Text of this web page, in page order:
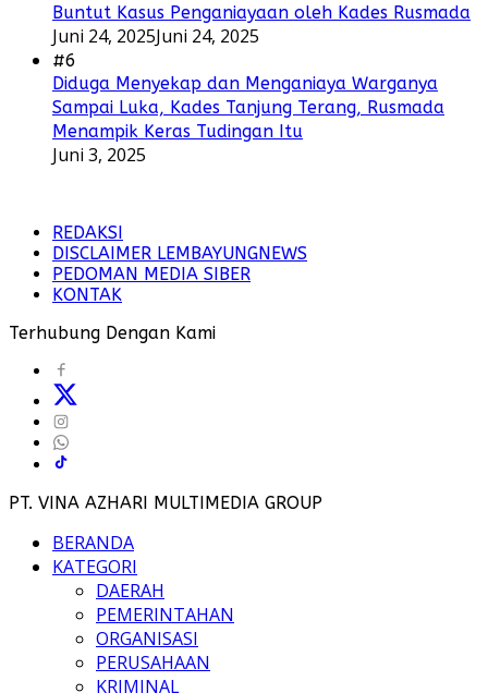
Buntut Kasus Penganiayaan oleh Kades Rusmada
Juni 24, 2025Juni 24, 2025
#6
Diduga Menyekap dan Menganiaya Warganya
Sampai Luka, Kades Tanjung Terang, Rusmada
Menampik Keras Tudingan Itu
Juni 3, 2025
REDAKSI
DISCLAIMER LEMBAYUNGNEWS
PEDOMAN MEDIA SIBER
KONTAK
Terhubung Dengan Kami
PT. VINA AZHARI MULTIMEDIA GROUP
BERANDA
KATEGORI
DAERAH
PEMERINTAHAN
ORGANISASI
PERUSAHAAN
KRIMINAL